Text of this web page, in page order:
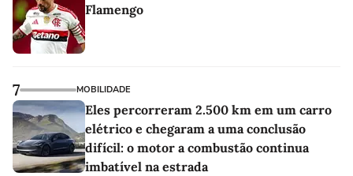
Flamengo
7 MOBILIDADE
Eles percorreram 2.500 km em um carro
elétrico e chegaram a uma conclusão
difícil: o motor a combustão continua
imbatível na estrada